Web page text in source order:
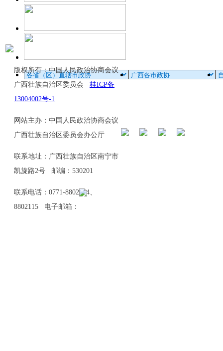
版权所有：中国人民政治协商会议
广西壮族自治区委员会 桂ICP备
13004002号-1
网站主办：中国人民政治协商会议
广西壮族自治区委员会办公厅
联系地址：广西壮族自治区南宁市
凯旋路2号 邮编：530201
联系电话：0771-8802114、
8802115 电子邮箱：